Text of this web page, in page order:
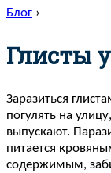
Блог ›
Глисты
Заразиться
погулять на
выпускают.
питается
содержимым,